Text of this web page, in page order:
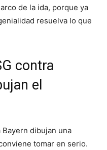
de la ida, porque ya
resuelva lo que
contra
el
Bayern dibujan una
tomar en serio.